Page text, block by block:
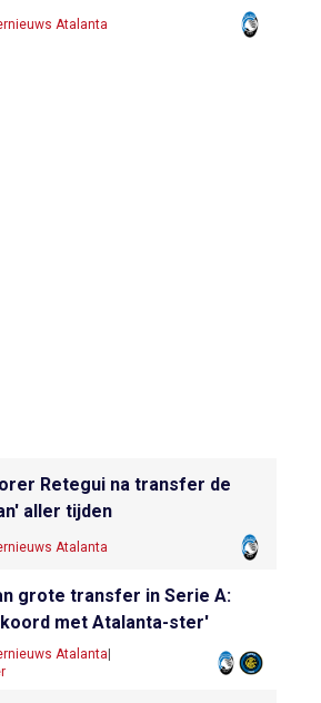
Atalanta
Retegui na transfer de
aller tijden
Atalanta
grote transfer in Serie A:
met Atalanta-ster'
Atalanta|